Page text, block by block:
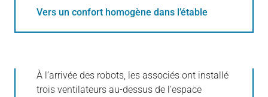
Vers un confort homogène dans l’étable
À l’arrivée des robots, les associés ont installé
trois ventilateurs au-dessus de l’espace